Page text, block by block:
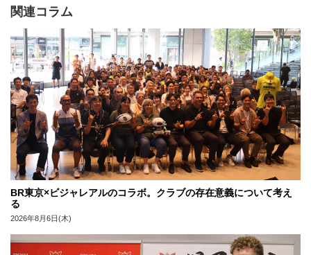
関連コラム
BR東京×ビジャレアルのコラボ。クラブの存在意義について考え
る
2026年8月6日(木)